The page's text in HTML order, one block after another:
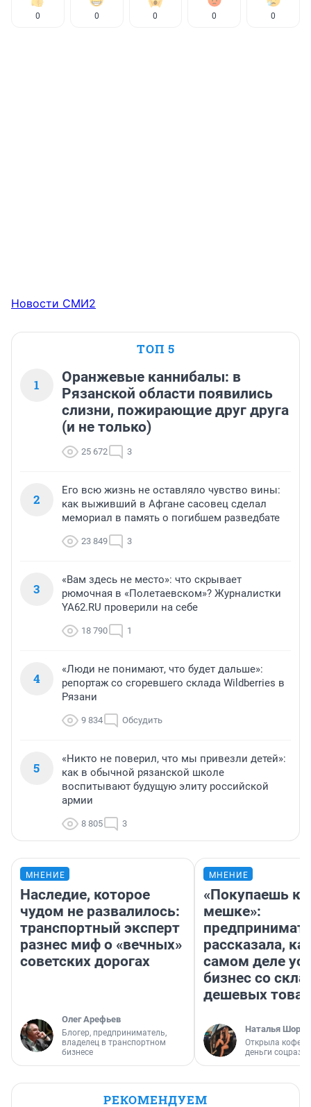
0 0 0 0 0
Новости СМИ2
ТОП 5
1
Оранжевые каннибалы: в
Рязанской области появились
слизни, пожирающие друг друга
(и не только)
25 672 3
2
Его всю жизнь не оставляло чувство вины:
как выживший в Афгане сасовец сделал
мемориал в память о погибшем разведбате
23 849 3
3
«Вам здесь не место»: что скрывает
рюмочная в «Полетаевском»? Журналистки
YA62.RU проверили на себе
18 790 1
4
«Люди не понимают, что будет дальше»:
репортаж со сгоревшего склада Wildberries в
Рязани
9 834 Обсудить
5
«Никто не поверил, что мы привезли детей»:
как в обычной рязанской школе
воспитывают будущую элиту российской
армии
8 805 3
МНЕНИЕ
Наследие, которое
чудом не развалилось:
транспортный эксперт
разнес миф о «вечных»
советских дорогах
Олег Арефьев
Блогер, предприниматель,
владелец в транспортном
бизнесе
МНЕНИЕ
«Покупаешь
мешке»:
рассказала,
самом деле
бизнес со
дешевых
Наталья
Открыла
деньги
РЕКОМЕНДУЕМ